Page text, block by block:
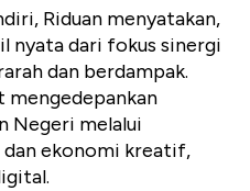
Riduan menyatakan,
nyata dari fokus sinergi
dan berdampak.
mengedepankan
Negeri melalui
dan ekonomi kreatif,